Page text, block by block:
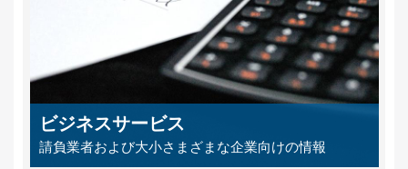
ビジネスサービス
請負業者および大小さまざまな企業向けの情報